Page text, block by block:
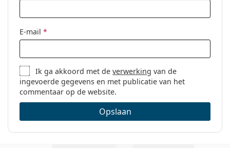
E-mail *
Ik ga akkoord met deverwerking van de
ingevoerde gegevens en met publicatie van het
commentaar op de website.
Opslaan